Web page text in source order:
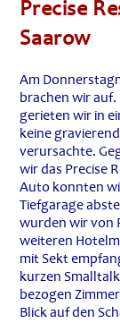
Precise
Saarow
Am
brachen wir
gerieten wir in
keine
verursachte.
wir das Precise
Auto konnten
Tiefgarage
wurden wir von
weiteren
mit Sekt
kurzen
bezogen
Blick auf den